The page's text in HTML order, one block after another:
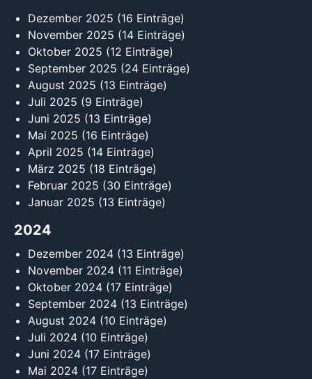
Dezember 2025 (16 Einträge)
November 2025 (14 Einträge)
Oktober 2025 (12 Einträge)
September 2025 (24 Einträge)
August 2025 (13 Einträge)
Juli 2025 (9 Einträge)
Juni 2025 (13 Einträge)
Mai 2025 (16 Einträge)
April 2025 (14 Einträge)
März 2025 (18 Einträge)
Februar 2025 (30 Einträge)
Januar 2025 (13 Einträge)
2024
Dezember 2024 (13 Einträge)
November 2024 (11 Einträge)
Oktober 2024 (17 Einträge)
September 2024 (13 Einträge)
August 2024 (10 Einträge)
Juli 2024 (10 Einträge)
Juni 2024 (17 Einträge)
Mai 2024 (17 Einträge)